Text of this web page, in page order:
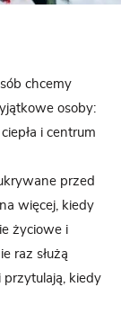
chcemy
osoby:
i centrum
przed
więcej, kiedy
życiowe i
raz służą
przytulają, kiedy